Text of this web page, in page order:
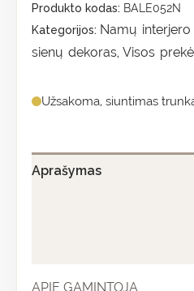
Produkto kodas: BALE052N
Kategorijos: Namų
sienų dekoras, Visos
Užsakoma, siuntimas
Aprašymas
APIE GAMINTOJĄ